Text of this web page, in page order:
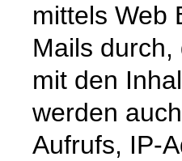
mittels Web
Mails
mit den
werden
Aufrufs, IP-